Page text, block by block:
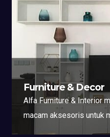
Furniture & Decor
Alfa Furniture & Interior
macam aksesoris untuk